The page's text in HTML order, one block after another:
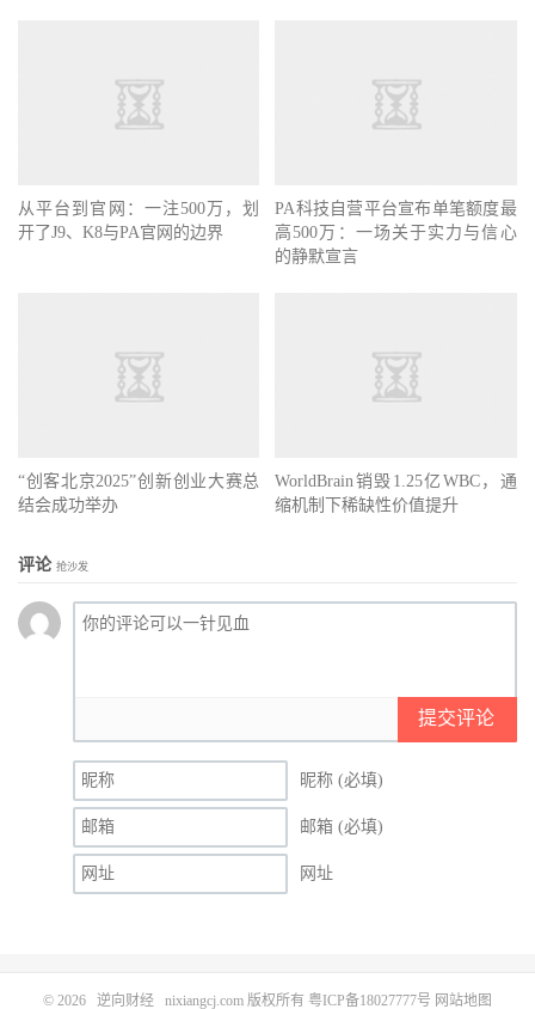
从平台到官网：一注500万，划
开了J9、K8与PA官网的边界
PA科技自营平台宣布单笔额度最
高500万：一场关于实力与信心
的静默宣言
“创客北京2025”创新创业大赛总
结会成功举办
WorldBrain销毁1.25亿WBC，通
缩机制下稀缺性价值提升
评论 抢沙发
提交评论
昵称 (必填)
邮箱 (必填)
网址
© 2026 逆向财经 nixiangcj.com 版权所有 粤ICP备18027777号 网站地图